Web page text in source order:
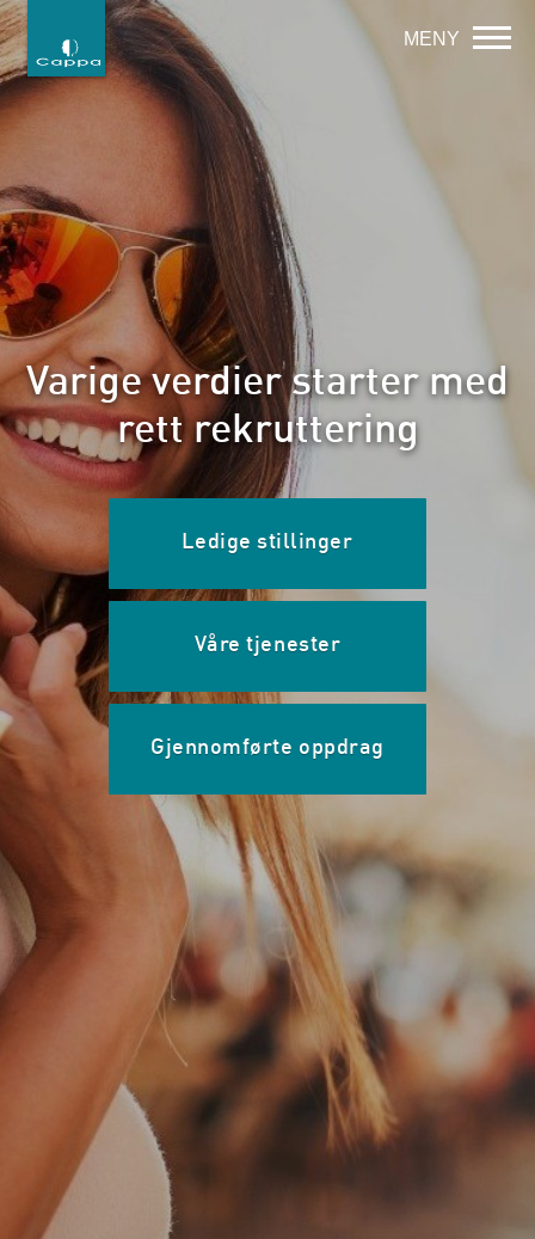
MENY
Varige verdier starter med
rett rekruttering
Ledige stillinger
Våre tjenester
Gjennomførte oppdrag